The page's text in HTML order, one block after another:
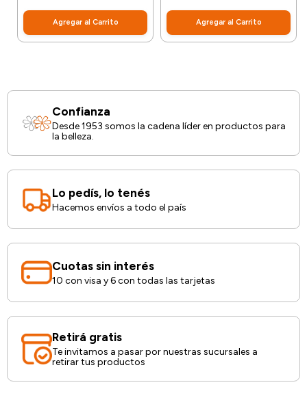
Agregar al Carrito Agregar al Carrito
Confianza
Desde 1953 somos la cadena líder en productos para
la belleza.
Lo pedís, lo tenés
Hacemos envíos a todo el país
Cuotas sin interés
10 con visa y 6 con todas las tarjetas
Retirá gratis
Te invitamos a pasar por nuestras sucursales a
retirar tus productos